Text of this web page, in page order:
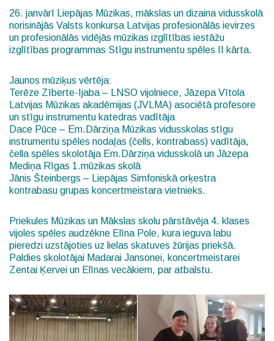
26. janvārī Liepājas Mūzikas, mākslas un dizaina vidusskolā
norisinājās Valsts konkursa Latvijas profesionālās ievirzes
un profesionālās vidējās mūzikas izglītības iestāžu
izglītības programmas Stīgu instrumentu spēles II kārta.
Jaunos mūziķus vērtēja:
Terēze Zīberte-Ijaba – LNSO vijolniece, Jāzepa Vītola
Latvijas Mūzikas akadēmijas (JVLMA) asociētā profesore
un stīgu instrumentu katedras vadītāja
Dace Pūce – Em.Dārziņa Mūzikas vidusskolas stīgu
instrumentu spēles nodaļas (čells, kontrabass) vadītāja,
čella spēles skolotāja Em.Dārziņa vidusskolā un Jāzepa
Mediņa Rīgas 1.mūzikas skolā
Jānis Šteinbergs – Liepājas Simfoniskā orķestra
kontrabasu grupas koncertmeistara vietnieks.
Priekules Mūzikas un Mākslas skolu pārstāvēja 4. klases
vijoles spēles audzēkne Elīna Pole, kura ieguva labu
pieredzi uzstājoties uz lielas skatuves žūrijas priekšā.
Paldies skolotājai Madarai Jansonei, koncertmeistarei
Zentai Ķervei un Elīnas vecākiem, par atbalstu.